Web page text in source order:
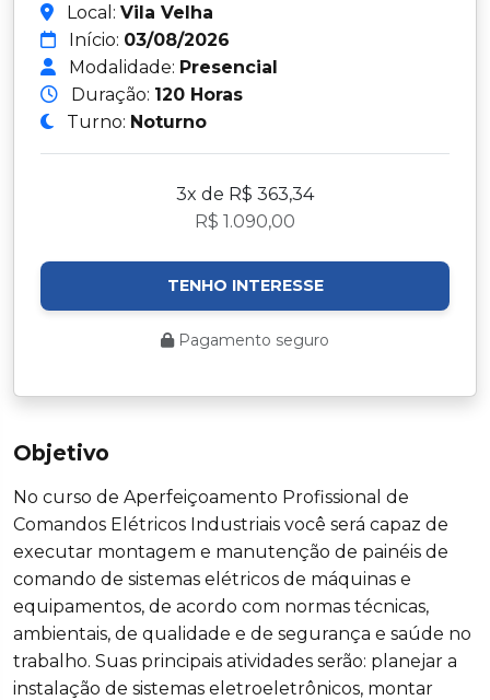
Objetivo
No curso de Aperfeiçoamento Profissional de
Comandos Elétricos Industriais você será capaz de
executar montagem e manutenção de painéis de
comando de sistemas elétricos de máquinas e
equipamentos, de acordo com normas técnicas,
ambientais, de qualidade e de segurança e saúde no
trabalho. Suas principais atividades serão: planejar a
instalação de sistemas eletroeletrônicos, montar
Local: Vila Velha
Início: 03/08/2026
Modalidade: Presencial
Duração: 120 Horas
Turno: Noturno
3x de R$ 363,34
R$ 1.090,00
TENHO INTERESSE
Pagamento seguro